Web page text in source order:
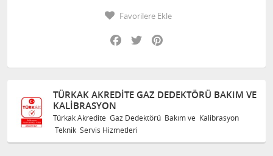
Favorilere Ekle
Facebook
Twitter
TÜRKAK AKREDITE GAZ DEDEKTÖRÜ BAKIM VE
KALIBRASYON
Türkak Akredite Gaz Dedektörü Bakım ve Kalibrasyon
Teknik Servis Hizmetleri